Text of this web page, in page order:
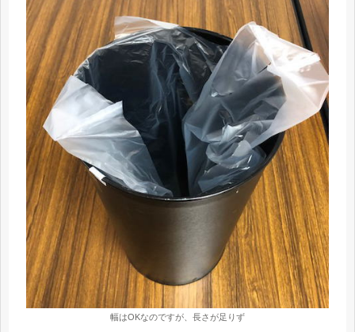
幅はOKなのですが、長さが足りず